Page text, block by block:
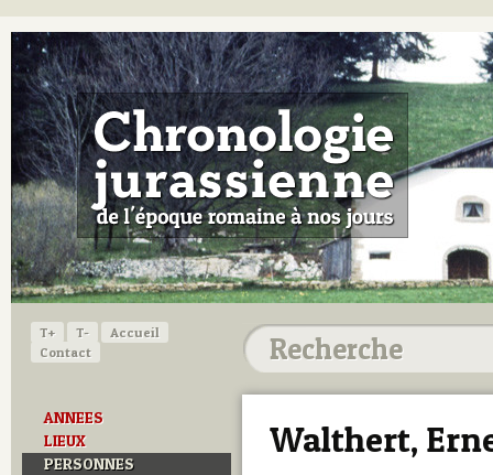
T+ T-
Accueil
Contact
ANNEES
LIEUX
PERSONNES
Walthert,